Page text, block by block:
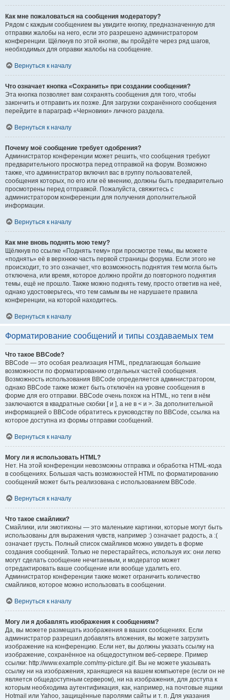
Как мне пожаловаться на сообщения модератору?
Рядом с каждым сообщением вы увидите кнопку, предназначенную для
отправки жалобы на него, если это разрешено администратором
конференции. Щёлкнув по этой кнопке, вы пройдёте через ряд шагов,
необходимых для оправки жалобы на сообщение.
Вернуться к началу
Что означает кнопка «Сохранить» при создании сообщения?
Эта кнопка позволяет вам сохранять сообщения для того, чтобы
закончить и отправить их позже. Для загрузки сохранённого сообщения
перейдите в параграф «Черновики» личного раздела.
Вернуться к началу
Почему моё сообщение требует одобрения?
Администратор конференции может решить, что сообщения требуют
предварительного просмотра перед отправкой на форум. Возможно
также, что администратор включил вас в группу пользователей,
сообщения которых, по его или её мнению, должны быть предварительно
просмотрены перед отправкой. Пожалуйста, свяжитесь с
администратором конференции для получения дополнительной
информации.
Вернуться к началу
Как мне вновь поднять мою тему?
Щёлкнув по ссылке «Поднять тему» при просмотре темы, вы можете
«поднять» её в верхнюю часть первой страницы форума. Если этого не
происходит, то это означает, что возможность поднятия тем могла быть
отключена, или время, которое должно пройти до повторного поднятия
темы, ещё не прошло. Также можно поднять тему, просто ответив на неё,
однако удостоверьтесь, что тем самым вы не нарушаете правила
конференции, на которой находитесь.
Вернуться к началу
Форматирование сообщений и типы создаваемых тем
Что такое BBCode?
BBCode — это особая реализация HTML, предлагающая большие
возможности по форматированию отдельных частей сообщения.
Возможность использования BBCode определяется администратором,
однако BBCode также может быть отключён на уровне сообщения в
форме для его отправки. BBCode очень похож на HTML, но теги в нём
заключаются в квадратные скобки [ и ], а не в < и >. За дополнительной
информацией о BBCode обратитесь к руководству по BBCode, ссылка на
которое доступна из формы отправки сообщений.
Вернуться к началу
Могу ли я использовать HTML?
Нет. На этой конференции невозможны отправка и обработка HTML-кода
в сообщениях. Большая часть возможностей HTML по форматированию
сообщений может быть реализована с использованием BBCode.
Вернуться к началу
Что такое смайлики?
Смайлики, или эмотиконы — это маленькие картинки, которые могут быть
использованы для выражения чувств, например :) означает радость, а :(
означает грусть. Полный список смайликов можно увидеть в форме
создания сообщений. Только не перестарайтесь, используя их: они легко
могут сделать сообщение нечитаемым, и модератор может
отредактировать ваше сообщение или вообще удалить его.
Администратор конференции также может ограничить количество
смайликов, которое можно использовать в сообщении.
Вернуться к началу
Могу ли я добавлять изображения к сообщениям?
Да, вы можете размещать изображения в ваших сообщениях. Если
администратор разрешил добавлять вложения, вы можете загрузить
изображение на конференцию. Если нет, вы должны указать ссылку на
изображение, сохранённое на общедоступном веб-сервере. Пример
ссылки: http://www.example.com/my-picture.gif. Вы не можете указывать
ссылку ни на изображения, хранящиеся на вашем компьютере (если он не
является общедоступным сервером), ни на изображения, для доступа к
которым необходима аутентификация, как, например, на почтовые ящики
Hotmail или Yahoo, защищённые паролями сайты и т. п. Для указания